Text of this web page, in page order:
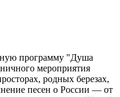
программу "Душа
мероприятия
родных березах,
песен о России — от